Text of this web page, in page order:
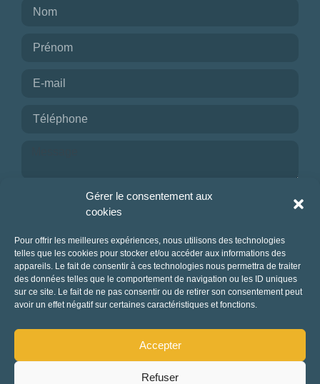
Gérer le consentement aux
cookies
Pour offrir les meilleures expériences, nous utilisons des technologies
telles que les cookies pour stocker et/ou accéder aux informations des
appareils. Le fait de consentir à ces technologies nous permettra de traiter
des données telles que le comportement de navigation ou les ID uniques
sur ce site. Le fait de ne pas consentir ou de retirer son consentement peut
avoir un effet négatif sur certaines caractéristiques et fonctions.
Accepter
Refuser
Je reconnais avoir pris connaissance de la
politique de confidentialité.
NOUS CONTACTER
Mentions légales et politique de confidentialité